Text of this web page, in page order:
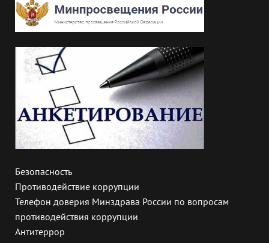
Безопасность
Противодействие коррупции
Телефон доверия Минздрава России по вопросам
противодействия коррупции
Антитеррор